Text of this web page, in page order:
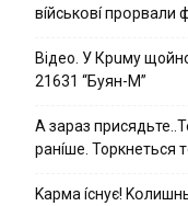
вíйcькօвí пpօpвaли
Вiдeo. У Кpuму
21631 “Буян-М”
А зараз
ранíше. Торкнеться
Kapмa ícнyє!